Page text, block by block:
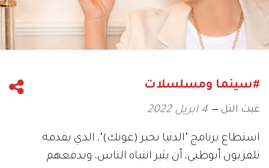
#سينما ومسلسلات
غيث التل 4 ابريل 2022
استطاع برنامج "الدنيا بخير (عونك)"، الذي يقدمه
تلفزيون أبوظبي، أن يثير انتباه الناس، ويدفعهم